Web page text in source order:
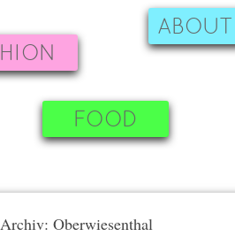
FOOD
Oberwiesenthal